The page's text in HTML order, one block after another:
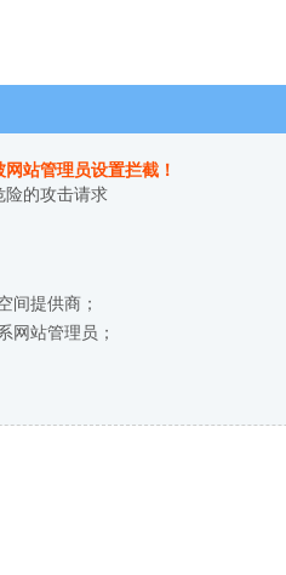
站管理员设置拦截！
险的攻击请求
间提供商；
网站管理员；